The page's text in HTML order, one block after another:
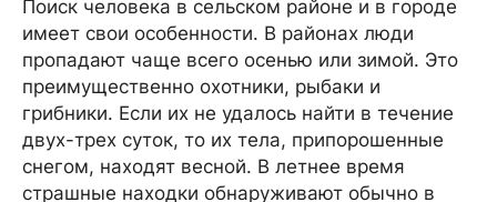
Поиск человека в сельском районе и в городе
имеет свои особенности. В районах люди
пропадают чаще всего осенью или зимой. Это
преимущественно охотники, рыбаки и
грибники. Если их не удалось найти в течение
двух-трех суток, то их тела, припорошенные
снегом, находят весной. В летнее время
страшные находки обнаруживают обычно в